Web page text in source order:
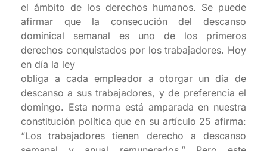
el ámbito de los derechos humanos. Se puede
afirmar que la consecución del descanso
dominical semanal es uno de los primeros
derechos conquistados por los trabajadores. Hoy
en día la ley
obliga a cada empleador a otorgar un día de
descanso a sus trabajadores, y de preferencia el
domingo. Esta norma está amparada en nuestra
constitución política que en su artículo 25 afirma:
“Los trabajadores tienen derecho a descanso